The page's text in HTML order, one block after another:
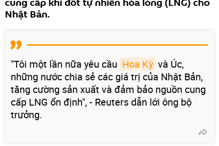
cung cấp khí đốt tự nhiên hóa lỏng (LNG) cho
Nhật Bản.
"Tôi một lần nữa yêu cầu Hoa Kỳ và Úc,
những nước chia sẻ các giá trị của Nhật Bản,
tăng cường sản xuất và đảm bảo nguồn cung
cấp LNG ổn định", - Reuters dẫn lới ông bộ
trưởng.